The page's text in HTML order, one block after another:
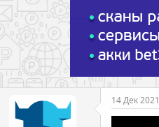
14 Дек 2021